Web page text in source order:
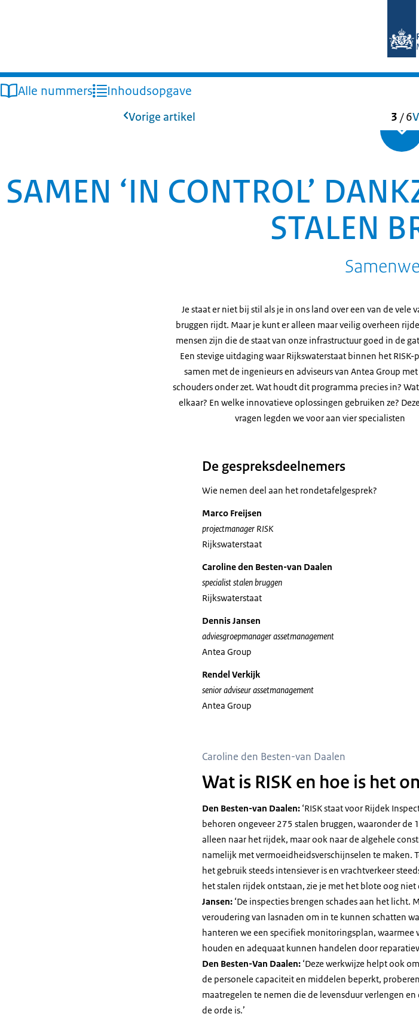
Alle nummers Inhoudsopgave
Vorige artikel 3 /6
SAMEN ‘IN CONTROL’
STALEN
Je staat er niet bij stil als je in ons land over een van de vele
bruggen rijdt. Maar je kunt er alleen maar veilig overheen
mensen zijn die de staat van onze infrastructuur goed in de
Een stevige uitdaging waar Rijkswaterstaat binnen het RISK-
samen met de ingenieurs en adviseurs van Antea Group met
schouders onder zet. Wat houdt dit programma precies in?
elkaar? En welke innovatieve oplossingen gebruiken ze?
vragen legden we voor aan vier specialisten
De gespreksdeelnemers
Wie nemen deel aan het rondetafelgesprek?
Marco Freijsen
projectmanager RISK
Rijkswaterstaat
Caroline den Besten-van Daalen
specialist stalen bruggen
Rijkswaterstaat
Dennis Jansen
adviesgroepmanager assetmanagement
Antea Group
Rendel Verkijk
senior adviseur assetmanagement
Antea Group
Caroline den Besten-van Daalen
Wat is RISK en hoe is het
Den Besten-van Daalen: ‘RISK staat voor Rijdek
behoren ongeveer 275 stalen bruggen, waaronder de
alleen naar het rijdek, maar ook naar de algehele
namelijk met vermoeidheidsverschijnselen te maken.
het gebruik steeds intensiever is en vrachtverkeer
het stalen rijdek ontstaan, zie je met het blote oog niet
Jansen: ‘De inspecties brengen schades aan het
veroudering van lasnaden om in te kunnen schatten
hanteren we een specifiek monitoringsplan,
houden en adequaat kunnen handelen door
Den Besten-Van Daalen: ‘Deze werkwijze helpt ook
de personele capaciteit en middelen beperkt,
maatregelen te nemen die de levensduur verlengen
de orde is.’